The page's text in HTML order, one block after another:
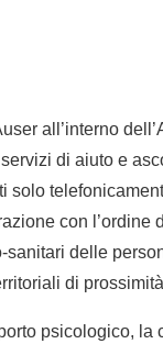
all’interno
di aiuto e
con
delle
di
psicologico, la